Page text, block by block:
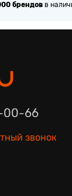
брендов в
00-66
звонок